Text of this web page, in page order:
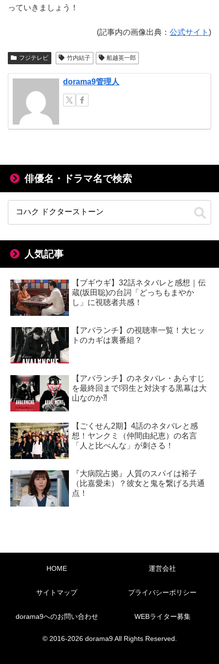
っていきましょう！
(記事内の画像出典： 公式サイト )
フジテレビ 竹内結子 船越英一郎
dorama9管理人
俳優名・ドラマ名で検索
人気記事
【ブギウギ】32話ネタバレと感想｜伝
蔵(坂田聡)の台詞「どっちもまやか
し」に視聴者共感！
【アバランチ】の視聴率一覧！大ヒッ
トのカギは裏番組？
【アバランチ】のネタバレ・あらすじ
を最終回まで!羽生と対決する黒幕は大
山なのか⁈
【ごくせん2期】4話のネタバレと感
想！ヤンクミ（仲間由紀恵）の名言
「人と比べんな」が刺さる！
『大病院占拠』人質のスパイは裕子
（比嘉愛未）？彼女と鬼を繋げる共通
点！
HOME 運営会社
サイトマップ プライバシーポリシー
dorama9へのお問い合わせ WEBライター募集
© 2016-2026 dorama9 All Rights Reserved.